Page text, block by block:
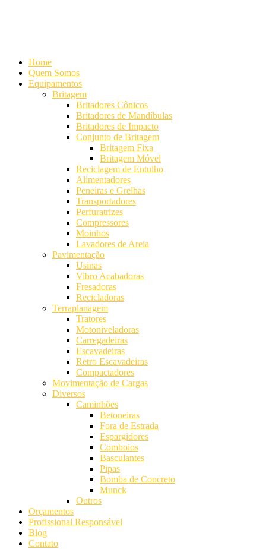
Home
Quem Somos
Equipamentos
Britagem
Britadores Cônicos
Britadores de Mandíbulas
Britadores de Impacto
Conjunto de Britagem
Britagem Fixa
Britagem Móvel
Reciclagem de Entulho
Alimentadores
Peneiras e Grelhas
Transportadores
Perfuratrizes
Compressores
Moinhos
Lavadores de Areia
Pavimentação
Usinas
Vibro Acabadoras
Fresadoras
Recicladoras
Terraplanagem
Tratores
Motoniveladoras
Carregadeiras
Escavadeiras
Retro Escavadeiras
Compactadores
Movimentação de Cargas
Diversos
Caminhões
Betoneiras
Fora de Estrada
Espargidores
Comboios
Basculantes
Pipas
Bomba de Concreto
Munck
Outros
Orçamentos
Profissional Responsável
Blog
Contato